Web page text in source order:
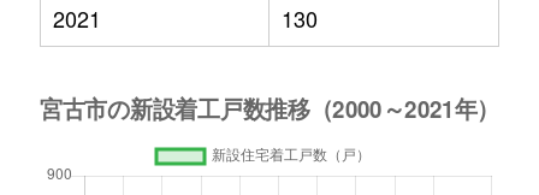
2021
130